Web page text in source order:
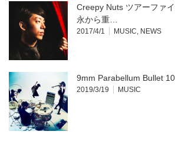
Creepy Nuts ツアーファ
永から重…
2017/4/1 MUSIC, NEWS
9mm Parabellum Bullet
2019/3/19 MUSIC